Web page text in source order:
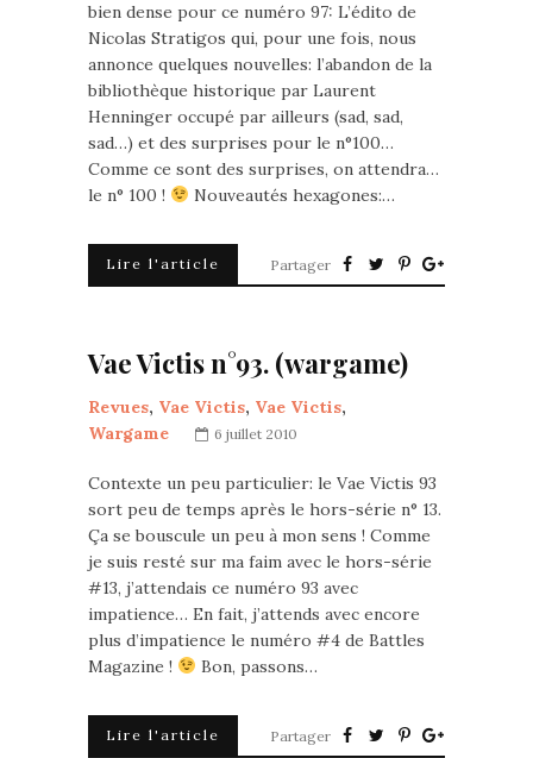
bien dense pour ce numéro 97: L’édito de
Nicolas Stratigos qui, pour une fois, nous
annonce quelques nouvelles: l’abandon de la
bibliothèque historique par Laurent
Henninger occupé par ailleurs (sad, sad,
sad…) et des surprises pour le n°100…
Comme ce sont des surprises, on attendra…
le n° 100 !
Nouveautés hexagones:…
Lire l'article Partager
Vae Victis n°93. (wargame)
Revues, Vae Victis, Vae Victis,
Wargame
6 juillet 2010
Contexte un peu particulier: le Vae Victis 93
sort peu de temps après le hors-série n° 13.
Ça se bouscule un peu à mon sens ! Comme
je suis resté sur ma faim avec le hors-série
#13, j’attendais ce numéro 93 avec
impatience… En fait, j’attends avec encore
plus d’impatience le numéro #4 de Battles
Magazine !
Bon, passons…
Lire l'article Partager